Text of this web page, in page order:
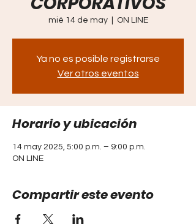
mié 14 de may
  |
ON LINE
Ya no es posible registrarse
Ver otros eventos
Horario y ubicación
14 may 2025, 5:00 p.m. – 9:00 p.m.
ON LINE
Compartir este evento